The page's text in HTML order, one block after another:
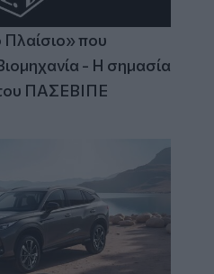
που
- Η σημασία
ΠΑΣΕΒΙΠΕ